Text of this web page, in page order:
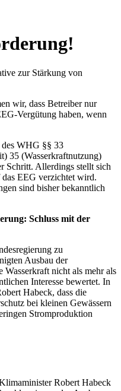
zur Stärkung von
wir, dass Betreiber nur
Vergütung haben, wenn
des WHG §§ 33
35 (Wasserkraftnutzung)
Schritt. Allerdings stellt sich
das EEG verzichtet wird.
sind bisher bekanntlich
Schluss mit der
zu
Ausbau der
nicht als mehr als
Interesse bewertet. In
Habeck, dass die
bei kleinen Gewässern
Stromproduktion
Robert Habeck